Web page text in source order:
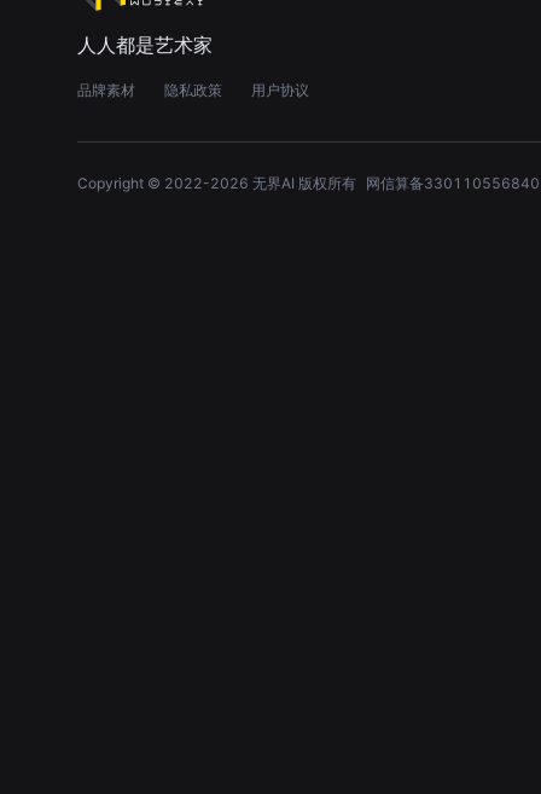
人人都是艺术家
品牌素材 隐私政策 用户协议
Copyright © 2022-2026 无界AI 版权所有 网信算备